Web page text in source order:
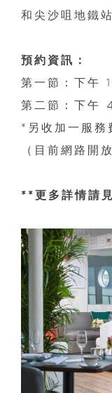
和尖沙咀地鐵
預約資訊：
第一節：下午
第二節：下午
*另收加一服務
（目前網路開
**更多詳情請